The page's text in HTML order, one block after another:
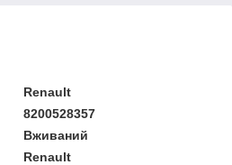
Renault
8200528357
Вживаний
Renault